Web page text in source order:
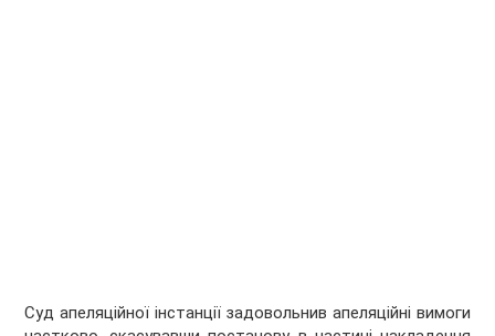
Суд апеляційної інстанції задовольнив апеляційні вимоги